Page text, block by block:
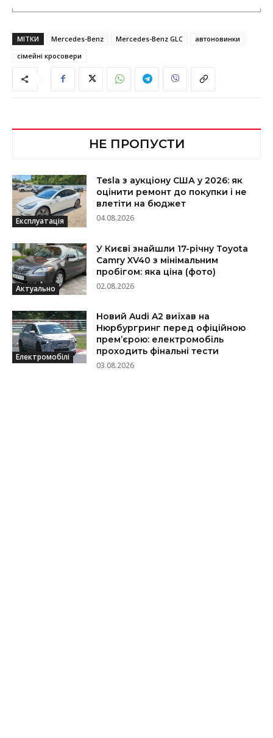
МІТКИ Mercedes-Benz Mercedes-Benz GLC
автоновинки
сімейні кросовери
НЕ ПРОПУСТИ
Експлуатація
Tesla з аукціону США у 2026: як
оцінити ремонт до покупки і не
влетіти на бюджет
04.08.2026
Актуально
У Києві знайшли 17-річну Toyota
Camry XV40 з мінімальним
пробігом: яка ціна (фото)
02.08.2026
Електромобілі
Новий Audi A2 виїхав на
Нюрбургринг перед офіційною
прем’єрою: електромобіль
проходить фінальні тести
03.08.2026